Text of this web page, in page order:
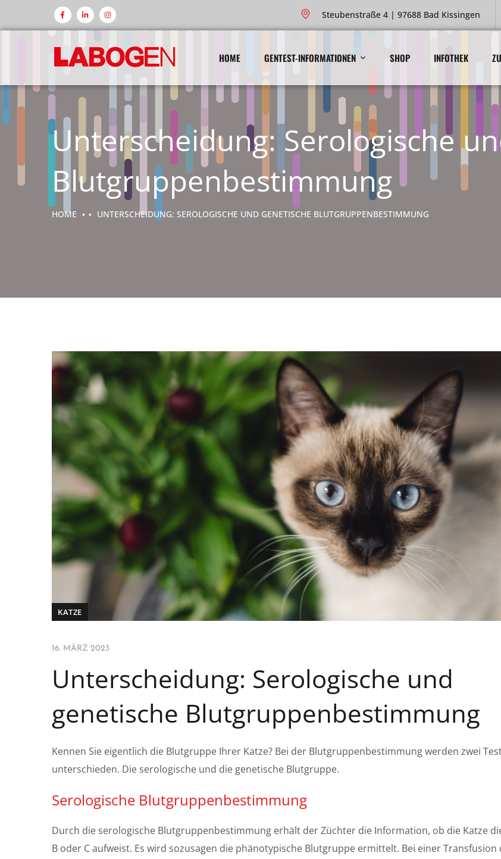
Steubenstraße 4 | 97688 Bad Kissingen
HOME GENTEST-INFORMATIONEN SHOP INFOTHEK
Unterscheidung: Serologische
Blutgruppenbestimmung
HOME UNTERSCHEIDUNG: SEROLOGISCHE UND GENETISCHE BLUTGRUPPENBESTIMMUNG
KATZE
16. MÄRZ 2023
Unterscheidung: Serologische und
genetische Blutgruppenbestimmung
Kennen Sie eigentlich die Blutgruppe Ihrer Katze? Bei der Blutgruppenbestimmung werden zwei
unterschieden. Die serologische und die genetische Blutgruppe.
Serologische Blutgruppenbestimmung
Durch die serologische Blutgruppenbestimmung erhält der Züchter die Information, ob die Katze
B oder C aufweist. Es wird sozusagen die phänotypische Blutgruppe ermittelt. Bei einer